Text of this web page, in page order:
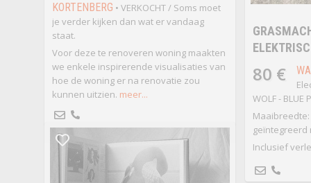
KORTENBERG • VERKOCHT / Soms moet
je verder kijken dan wat er vandaag
staat.
Voor deze te renoveren woning maakten
we enkele inspirerende visualisaties van
hoe de woning er na renovatie zou
kunnen uitzien. meer...
80 €
WOLF - BLUE
Maaibreedte:
geïntegreerd
Inclusief